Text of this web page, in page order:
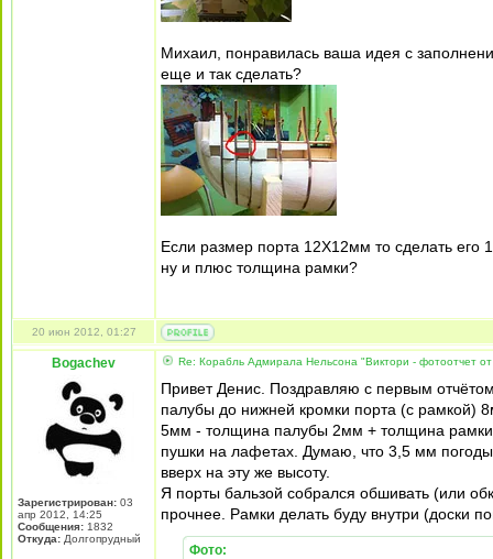
Михаил, понравилась ваша идея с
еще и так сделать?
Если размер порта 12Х12мм то сделать
ну и плюс толщина рамки?
20 июн 2012, 01:27
Bogachev
Зарегистрирован: 03
апр 2012, 14:25
Сообщения: 1832
Откуда: Долгопрудный
Re: Корабль Адмирала Нельсона "Виктори - фотоотчет от
Привет Денис. Поздравляю с первым
палубы до нижней кромки порта (с рамкой)
5мм - толщина палубы 2мм + толщина рамки
пушки на лафетах. Думаю, что 3,5 мм погоды
вверх на эту же высоту.
Я порты бальзой собрался обшивать (или
прочнее. Рамки делать буду внутри (доски
Фото: